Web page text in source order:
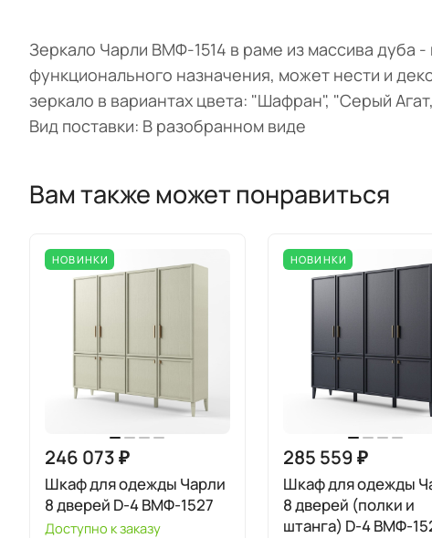
Зеркало Чарли ВМФ-1514 в раме из массива дуба
функционального назначения, может нести и
зеркало в вариантах цвета: "Шафран", "Серый
Вид поставки: В разобранном виде
Вам также может понравиться
НОВИНКИ
246 073 ₽
Шкаф для одежды Чарли
8 дверей D-4 ВМФ-1527
Доступно к заказу
НОВИНКИ
285 559 ₽
Шкаф для одежды
8 дверей (полки и
штанга) D-4 ВМФ-